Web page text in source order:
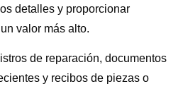
detalles y proporcionar
valor más alto.
de reparación, documentos
y recibos de piezas o